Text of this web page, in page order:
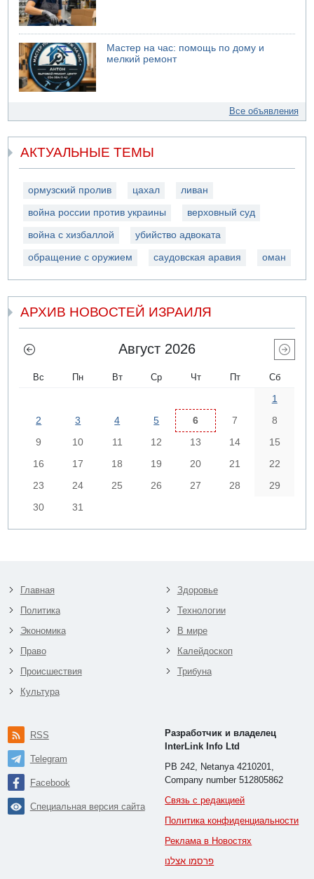
Мастер на час: помощь по дому и
мелкий ремонт
Все объявления
АКТУАЛЬНЫЕ ТЕМЫ
ормузский пролив цахал ливан
война россии против украины верховный суд
война с хизбаллой убийство адвоката
обращение с оружием саудовская аравия оман
АРХИВ НОВОСТЕЙ ИЗРАИЛЯ
Август 2026
Вс Пн Вт Ср Чт Пт Сб
1
2
3 4 5 6 7
8
9
10 11 12 13 14
15
16
17 18 19 20 21
22
23
24 25 26 27 28
29
30
31
Главная
Политика
Экономика
Право
Происшествия
Культура
Здоровье
Технологии
В мире
Калейдоскоп
Трибуна
RSS
Telegram
Facebook
Специальная версия сайта
Разработчик и владелец
InterLink Info Ltd
PB 242, Netanya 4210201,
Company number 512805862
Связь с редакцией
Политика конфиденциальности
Реклама в Новостях
פרסמו אצלנו